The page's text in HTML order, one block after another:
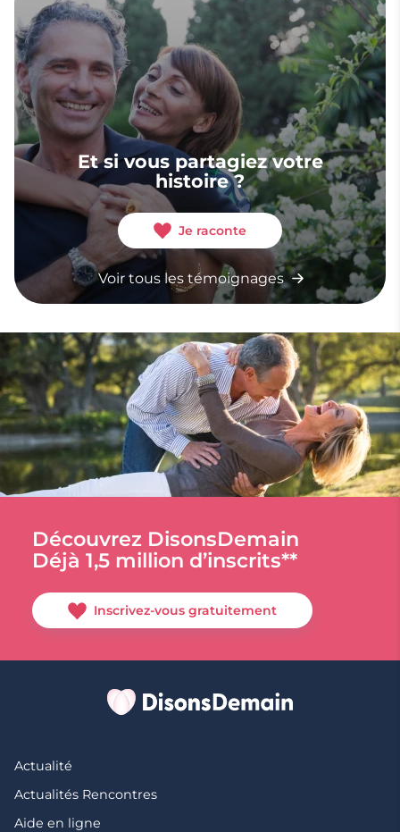
Et si vous partagiez votre
histoire ?
Je raconte
Voir tous les témoignages
Découvrez DisonsDemain
Déjà 1,5 million d’inscrits**
Inscrivez-vous gratuitement
Actualité
Actualités Rencontres
Aide en ligne